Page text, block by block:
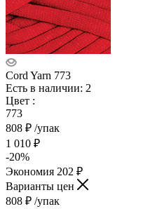
Cord Yarn 773
Есть в наличии: 2
Цвет :
773
808 ₽ /упак
1 010 ₽
-20%
Экономия 202 ₽
Варианты цен
808 ₽ /упак